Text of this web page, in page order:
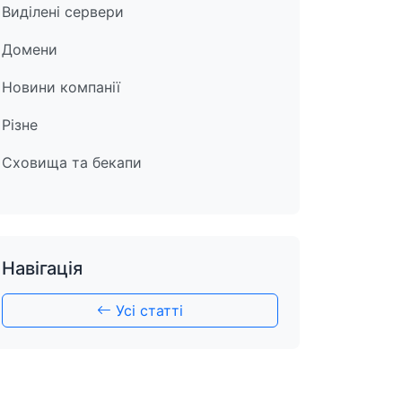
Виділені сервери
Домени
Новини компанії
Різне
Сховища та бекапи
Навігація
Усі статті